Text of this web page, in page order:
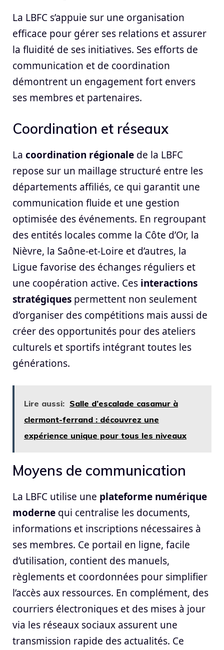
La LBFC s’appuie sur une organisation
efficace pour gérer ses relations et assurer
la fluidité de ses initiatives. Ses efforts de
communication et de coordination
démontrent un engagement fort envers
ses membres et partenaires.
Coordination et réseaux
La coordination régionale de la LBFC
repose sur un maillage structuré entre les
départements affiliés, ce qui garantit une
communication fluide et une gestion
optimisée des événements. En regroupant
des entités locales comme la Côte d’Or, la
Nièvre, la Saône-et-Loire et d’autres, la
Ligue favorise des échanges réguliers et
une coopération active. Ces interactions
stratégiques permettent non seulement
d’organiser des compétitions mais aussi de
créer des opportunités pour des ateliers
culturels et sportifs intégrant toutes les
générations.
Lire aussi: Salle d’escalade casamur à
clermont-ferrand : découvrez une
expérience unique pour tous les niveaux
Moyens de communication
La LBFC utilise une plateforme numérique
moderne qui centralise les documents,
informations et inscriptions nécessaires à
ses membres. Ce portail en ligne, facile
d’utilisation, contient des manuels,
règlements et coordonnées pour simplifier
l’accès aux ressources. En complément, des
courriers électroniques et des mises à jour
via les réseaux sociaux assurent une
transmission rapide des actualités. Ce